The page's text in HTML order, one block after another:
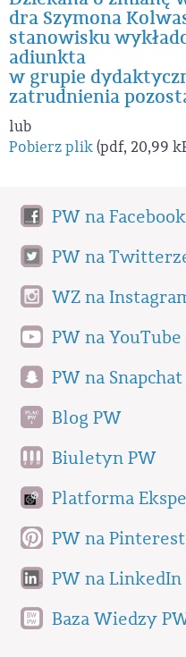
dra Szymona
stanowisku
adiunkta
w grupie
zatrudnienia
lub
Pobierz plik(pdf, 20,99
PW na Facebook
PW na
WZ na
PW na YouTube
PW na Snapchat
Blog PW
Biuletyn PW
Platforma
PW na Pinterest
PW na LinkedIn
Baza Wiedzy